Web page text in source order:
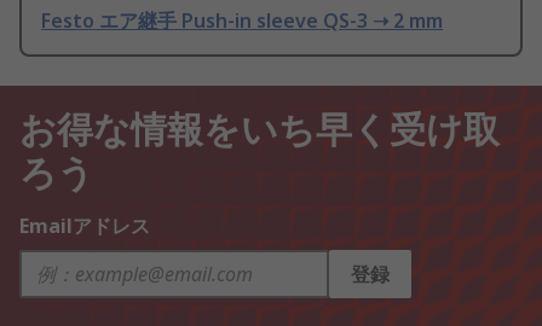
Festo エア継手 Push-in sleeve QS-3 ➝ 2 mm
お得な情報をいち早く受け取
ろう
Emailアドレス
登録